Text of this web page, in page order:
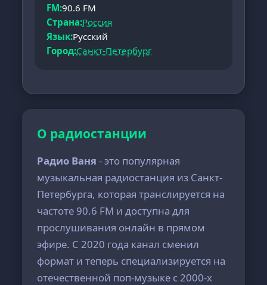
FM:90.6 FM
Страна:Россия
Язык:Русский
Город:Санкт-Петербург
О радиостанции
Радио Ваня - это популярная
музыкальная радиостанция из Санкт-
Петербурга, которая транслируется на
частоте 90.6 FM и доступна для
прослушивания онлайн в прямом
эфире. С 2020 года канал сменил
формат и теперь специализируется на
отечественной поп-музыке с 2000-х